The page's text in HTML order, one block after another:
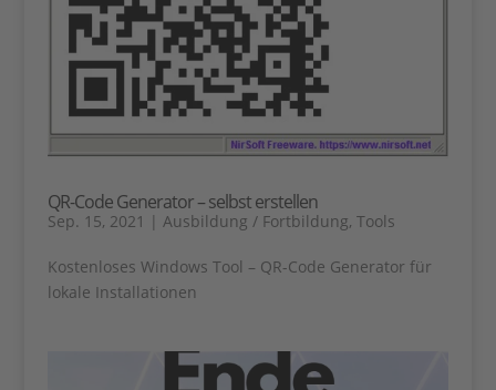
QR-Code Generator – selbst erstellen
Sep. 15, 2021 | Ausbildung / Fortbildung, Tools
Kostenloses Windows Tool – QR-Code Generator für
lokale Installationen